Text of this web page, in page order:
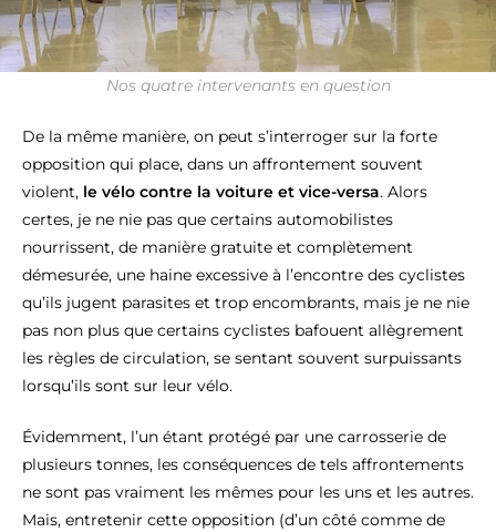
Nos quatre intervenants en question
De la même manière, on peut s’interroger sur la forte
opposition qui place, dans un affrontement souvent
violent, le vélo contre la voiture et vice-versa. Alors
certes, je ne nie pas que certains automobilistes
nourrissent, de manière gratuite et complètement
démesurée, une haine excessive à l’encontre des cyclistes
qu’ils jugent parasites et trop encombrants, mais je ne nie
pas non plus que certains cyclistes bafouent allègrement
les règles de circulation, se sentant souvent surpuissants
lorsqu’ils sont sur leur vélo.
Évidemment, l’un étant protégé par une carrosserie de
plusieurs tonnes, les conséquences de tels affrontements
ne sont pas vraiment les mêmes pour les uns et les autres.
Mais, entretenir cette opposition (d’un côté comme de